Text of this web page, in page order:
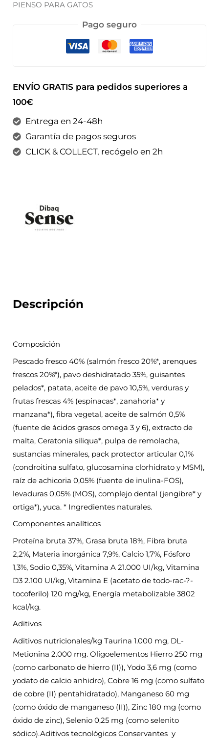
PIENSO PARA GATOS
Pago seguro
ENVÍO GRATIS para pedidos superiores a
100€
Entrega en 24-48h
Garantía de pagos seguros
CLICK & COLLECT, recógelo en 2h
Descripción
Composición
Pescado fresco 40% (salmón fresco 20%*, arenques
frescos 20%*), pavo deshidratado 35%, guisantes
pelados*, patata, aceite de pavo 10,5%, verduras y
frutas frescas 4% (espinacas*, zanahoria* y
manzana*), fibra vegetal, aceite de salmón 0,5%
(fuente de ácidos grasos omega 3 y 6), extracto de
malta, Ceratonia siliqua*, pulpa de remolacha,
sustancias minerales, pack protector articular 0,1%
(condroitina sulfato, glucosamina clorhidrato y MSM),
raíz de achicoria 0,05% (fuente de inulina-FOS),
levaduras 0,05% (MOS), complejo dental (jengibre* y
ortiga*), yuca. * Ingredientes naturales.
Componentes analíticos
Proteína bruta 37%, Grasa bruta 18%, Fibra bruta
2,2%, Materia inorgánica 7,9%, Calcio 1,7%, Fósforo
1,3%, Sodio 0,35%, Vitamina A 21.000 UI/kg, Vitamina
D3 2.100 UI/kg, Vitamina E (acetato de todo-rac-?-
tocoferilo) 120 mg/kg, Energía metabolizable 3802
kcal/kg.
Aditivos
Aditivos nutricionales/kg Taurina 1.000 mg, DL-
Metionina 2.000 mg. Oligoelementos Hierro 250 mg
(como carbonato de hierro (II)), Yodo 3,6 mg (como
yodato de calcio anhidro), Cobre 16 mg (como sulfato
de cobre (II) pentahidratado), Manganeso 60 mg
(como óxido de manganeso (II)), Zinc 180 mg (como
óxido de zinc), Selenio 0,25 mg (como selenito
sódico).Aditivos tecnológicos Conservantes y